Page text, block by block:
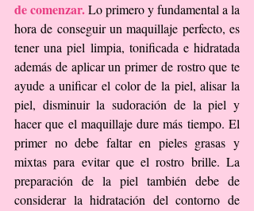
de comenzar. Lo primero y fundamental a la
hora de conseguir un maquillaje perfecto, es
tener una piel limpia, tonificada e hidratada
además de aplicar un primer de rostro que te
ayude a unificar el color de la piel, alisar la
piel, disminuir la sudoración de la piel y
hacer que el maquillaje dure más tiempo. El
primer no debe faltar en pieles grasas y
mixtas para evitar que el rostro brille. La
preparación de la piel también debe de
considerar la hidratación del contorno de